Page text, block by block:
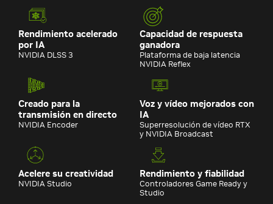
Rendimiento acelerado
por IA
NVIDIA DLSS 3
Capacidad de respuesta
ganadora
Plataforma de baja latencia
NVIDIA Reflex
Creado para la
transmisión en directo
NVIDIA Encoder
Voz y vídeo mejorados con
IA
Superresolución de vídeo RTX
y NVIDIA Broadcast
Acelere su creatividad
NVIDIA Studio
Rendimiento y fiabilidad
Controladores Game Ready y
Studio